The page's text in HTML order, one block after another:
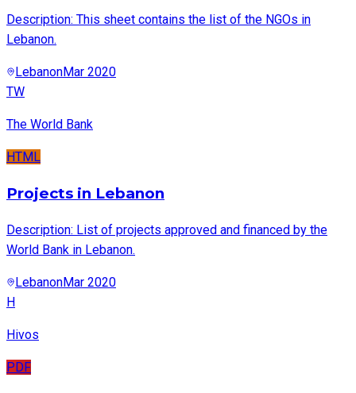
Description: This sheet contains the list of the NGOs in
Lebanon.
LebanonMar 2020
TW
The World Bank
HTML
Projects in Lebanon
Description: List of projects approved and financed by the
World Bank in Lebanon.
LebanonMar 2020
H
Hivos
PDF